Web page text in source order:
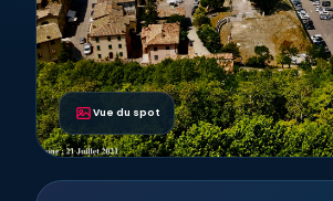
Vue du spot